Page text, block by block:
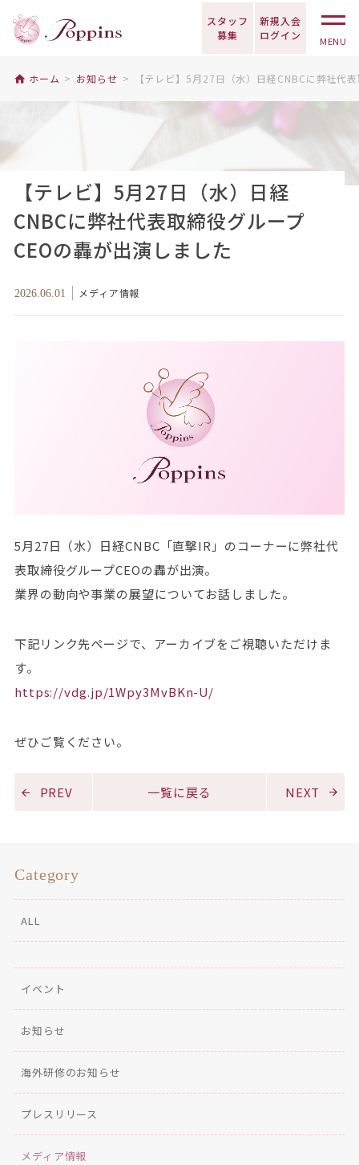
スタッフ
募集
新規入会
ログイン
MENU
ホーム お知らせ 【テレビ】5月27日（水）日経CNBCに弊社代
【テレビ】5月27日（水）日経
CNBCに弊社代表取締役グループ
CEOの轟が出演しました
2026.06.01 メディア情報
5月27日（水）日経CNBC「直撃IR」のコーナーに弊社代
表取締役グループCEOの轟が出演。
業界の動向や事業の展望についてお話しました。
下記リンク先ページで、アーカイブをご視聴いただけま
す。
https://vdg.jp/1Wpy3MvBKn-U/
ぜひご覧ください。
PREV 一覧に戻る NEXT
Category
ALL
イベント
お知らせ
海外研修のお知らせ
プレスリリース
メディア情報